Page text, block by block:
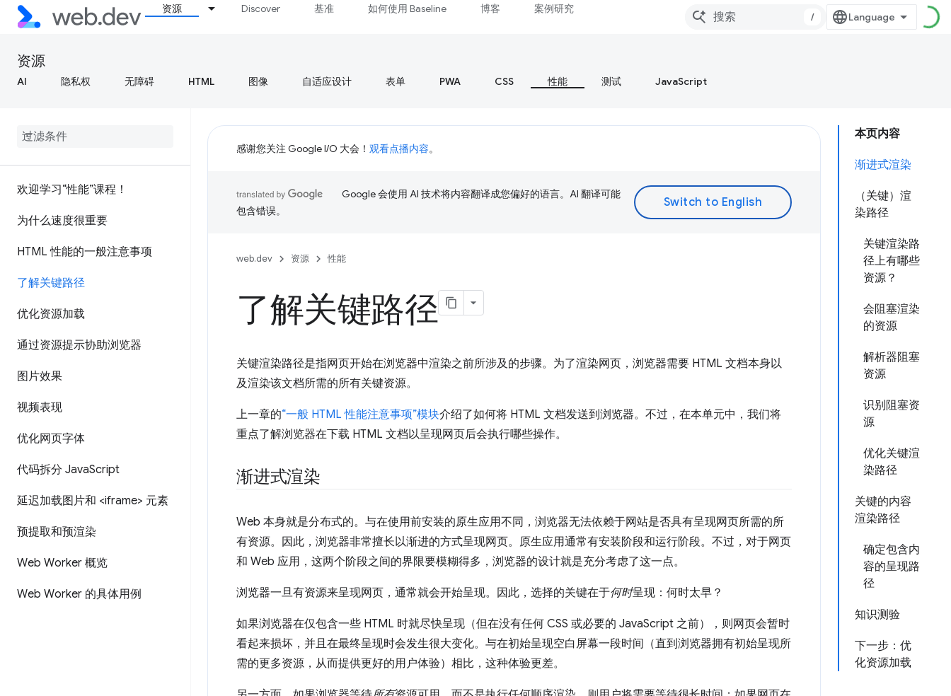
资源 Discover 基准 如何使用 Baseline 博客 案例研究
/
资源
AI 隐私权 无障碍 HTML 图像 自适应设计 表单 PWA CSS 性能 测试 JavaScript
欢迎学习“性能”课程！
为什么速度很重要
HTML 性能的一般注意事项
了解关键路径
优化资源加载
通过资源提示协助浏览器
图片效果
视频表现
优化网页字体
代码拆分 JavaScript
延迟加载图片和 <iframe> 元素
预提取和预渲染
Web Worker 概览
Web Worker 的具体用例
本页内容
渐进式渲染
（关键）渲
染路径
关键渲染路
径上有哪些
资源？
会阻塞渲染
的资源
解析器阻塞
资源
识别阻塞资
源
优化关键渲
染路径
关键的内容
渲染路径
确定包含内
容的呈现路
径
知识测验
下一步：优
化资源加载
感谢您关注 Google I/O 大会！ 观看点播内容。
Google 会使用 AI 技术将内容翻译成您偏好的语言。AI 翻译可能
包含错误。
web.dev 资源 性能
了解关键路径
关键渲染路径是指网页开始在浏览器中渲染之前所涉及的步骤。为了渲染网页，浏览器需要 HTML 文档本身以
及渲染该文档所需的所有关键资源。
上一章的“一般 HTML 性能注意事项”模块介绍了如何将 HTML 文档发送到浏览器。不过，在本单元中，我们将
重点了解浏览器在下载 HTML 文档以呈现网页后会执行哪些操作。
渐进式渲染
Web 本身就是分布式的。与在使用前安装的原生应用不同，浏览器无法依赖于网站是否具有呈现网页所需的所
有资源。因此，浏览器非常擅长以渐进的方式呈现网页。原生应用通常有安装阶段和运行阶段。不过，对于网页
和 Web 应用，这两个阶段之间的界限要模糊得多，浏览器的设计就是充分考虑了这一点。
浏览器一旦有资源来呈现网页，通常就会开始呈现。因此，选择的关键在于何时呈现：何时太早？
如果浏览器在仅包含一些 HTML 时就尽快呈现（但在没有任何 CSS 或必要的 JavaScript 之前），则网页会暂时
看起来损坏，并且在最终呈现时会发生很大变化。与在初始呈现空白屏幕一段时间（直到浏览器拥有初始呈现所
需的更多资源，从而提供更好的用户体验）相比，这种体验更差。